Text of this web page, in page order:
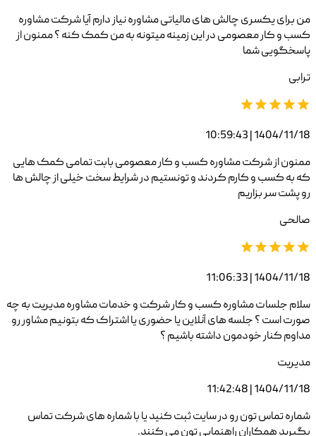
من برای یکسری چالش های مالیاتی مشاوره نیاز دارم آیا شرکت مشاوره
کسب و کار معصومی در این زمینه میتونه به من کمک کنه ؟ ممنون از
پاسخگویی شما
ترابی
1404/11/18 | 10:59:43
ممنون از شرکت مشاوره کسب و کار معصومی بابت تمامی کمک هایی
که به کسب و کارم کردند و تونستیم در شرایط سخت خیلی از چالش ها
رو پشت سر بزاریم
صالحی
1404/11/18 | 11:06:33
سلام جلسات مشاوره کسب و کار شرکت و خدمات مشاوره مدیریت به چه
صورت است ؟ جلسه های آنلاین یا حضوری یا اشتراک که بتونیم مشاور رو
مداوم کنار خودمون داشته باشیم ؟
مدیریت
1404/11/18 | 11:42:48
شماره تماس تون رو در سایت ثبت کنید یا با شماره های شرکت تماس
بگیرید همکاران راهنمایی تون می کنند.